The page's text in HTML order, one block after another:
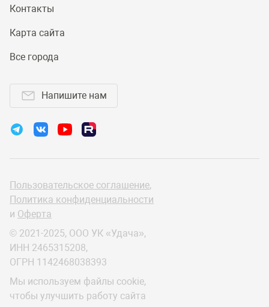
Контакты
Карта сайта
Все города
Напишите нам
Пользовательское соглашение,
Политика конфиденциальности
и Оферта
© 2021-2025, ООО УК «Удача»,
ИНН 2465315208,
ОГРН 1142468038393
Мы используем файлы cookie,
чтобы улучшить работу сайта